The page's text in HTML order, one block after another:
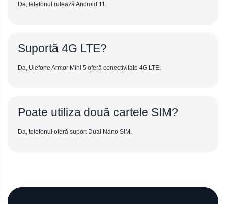
Da, telefonul rulează Android 11.
Suportă 4G LTE?
Da, Ulefone Armor Mini 5 oferă conectivitate 4G LTE.
Poate utiliza două cartele SIM?
Da, telefonul oferă suport Dual Nano SIM.